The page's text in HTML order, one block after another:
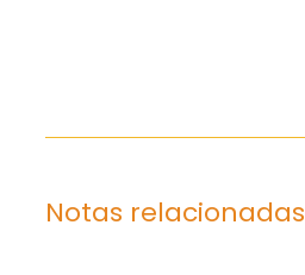
Notas relacionadas